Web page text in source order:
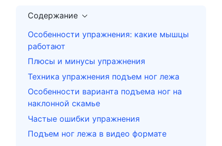
Содержание
Особенности упражнения: какие мышцы
работают
Плюсы и минусы упражнения
Техника упражнения подъем ног лежа
Особенности варианта подъема ног на
наклонной скамье
Частые ошибки упражнения
Подъем ног лежа в видео формате